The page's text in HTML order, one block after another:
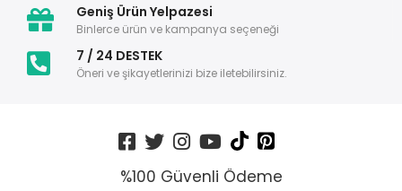
Geniş Ürün Yelpazesi
Binlerce ürün ve kampanya seçeneği
7 / 24 DESTEK
Öneri ve şikayetlerinizi bize iletebilirsiniz.
%100 Güvenli Ödeme